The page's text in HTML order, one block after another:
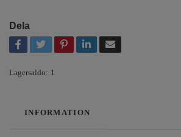
Dela
Lagersaldo: 1
INFORMATION